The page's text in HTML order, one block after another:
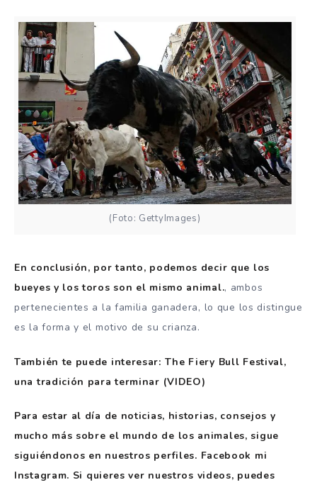
(Foto: GettyImages)
En conclusión, por tanto, podemos decir que los
bueyes y los toros son el mismo animal., ambos
pertenecientes a la familia ganadera, lo que los distingue
es la forma y el motivo de su crianza.
También te puede interesar: The Fiery Bull Festival,
una tradición para terminar (VIDEO)
Para estar al día de noticias, historias, consejos y
mucho más sobre el mundo de los animales, sigue
siguiéndonos en nuestros perfiles. Facebook mi
Instagram. Si quieres ver nuestros videos, puedes